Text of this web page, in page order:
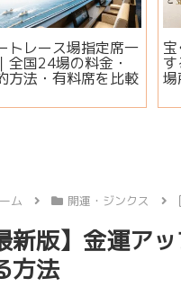
トレース場指定席一
全国24場の料金・
方法・有料席を比較 場
ム 開運・ジンクス
新版】金運ア
方法